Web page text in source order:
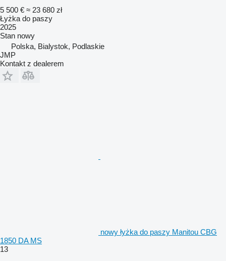
5 500 € ≈ 23 680 zł
Łyżka do paszy
2025
Stan nowy
Polska, Bialystok, Podlaskie
JMP
Kontakt z dealerem
nowy łyżka do paszy Manitou CBG
1850 DA MS
13